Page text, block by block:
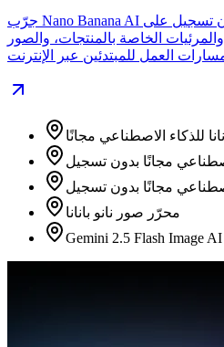
جرّب Nano Banana AI مجانًا دون تسجيل على FreeImGen لتوليد
الخاصة بالمنتجات، والصور
للذكاء الاصطناعي مجانًا
مجانًا بدون تسجيل
مجانًا بدون تسجيل
محرّر صور نانو بانانا
Gemini 2.5 Flash Image AI